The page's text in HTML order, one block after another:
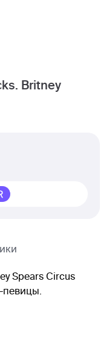
Britney
Spears Circus
певицы.